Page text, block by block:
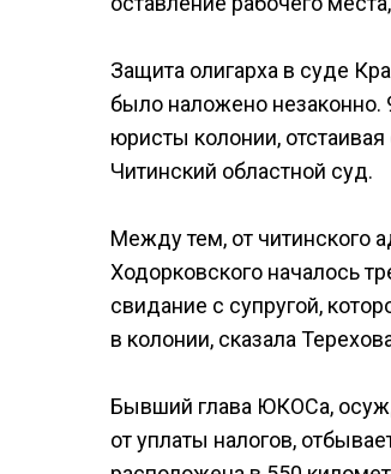
Защита олигарха в суде
было наложено незаконно.
юристы колонии,
Читинский областной суд.
Между тем, от читинского
Ходорковского началось
свидание с супругой,
в колонии, сказала
Бывший глава ЮКОСа,
от уплаты налогов,